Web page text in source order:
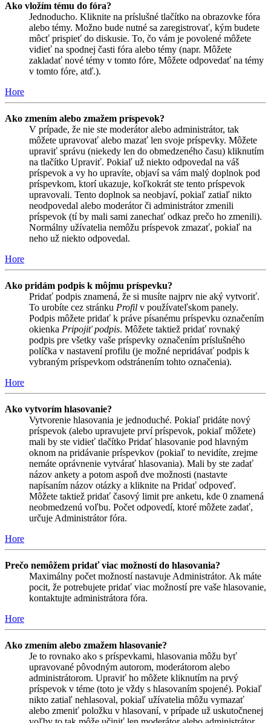
Ako vložím tému do fóra?
Jednoducho. Kliknite na príslušné tlačítko na obrazovke fóra
alebo témy. Možno bude nutné sa zaregistrovať, kým budete
môcť prispieť do diskusie. To, čo vám je povolené môžete
vidieť na spodnej časti fóra alebo témy (napr. Môžete
zakladať nové témy v tomto fóre, Môžete odpovedať na témy
v tomto fóre, atď.).
Hore
Ako zmením alebo zmažem príspevok?
V prípade, že nie ste moderátor alebo administrátor, tak
môžete upravovať alebo mazať len svoje príspevky. Môžete
upraviť správu (niekedy len do obmedzeného času) kliknutím
na tlačítko Upraviť. Pokiaľ už niekto odpovedal na váš
príspevok a vy ho upravíte, objaví sa vám malý doplnok pod
príspevkom, ktorí ukazuje, koľkokrát ste tento príspevok
upravovali. Tento doplnok sa neobjaví, pokiaľ zatiaľ nikto
neodpovedal alebo moderátor či administrátor zmenili
príspevok (tí by mali sami zanechať odkaz prečo ho zmenili).
Normálny užívatelia nemôžu príspevok zmazať, pokiaľ na
neho už niekto odpovedal.
Hore
Ako pridám podpis k môjmu príspevku?
Pridať podpis znamená, že si musíte najprv nie aký vytvoriť.
To urobíte cez stránku Profil v používateľskom panely.
Podpis môžete pridať k práve písanému príspevku označením
okienka Pripojiť podpis. Môžete taktiež pridať rovnaký
podpis pre všetky vaše príspevky označením príslušného
políčka v nastavení profilu (je možné nepridávať podpis k
vybraným príspevkom odstránením tohto označenia).
Hore
Ako vytvorím hlasovanie?
Vytvorenie hlasovania je jednoduché. Pokiaľ pridáte nový
príspevok (alebo upravujete prví príspevok, pokiaľ môžete)
mali by ste vidieť tlačítko Pridať hlasovanie pod hlavným
oknom na pridávanie príspevkov (pokiaľ to nevidíte, zrejme
nemáte oprávnenie vytvárať hlasovania). Mali by ste zadať
názov ankety a potom aspoň dve možnosti (nastavte
napísaním názov otázky a kliknite na Pridať odpoveď.
Môžete taktiež pridať časový limit pre anketu, kde 0 znamená
neobmedzenú voľbu. Počet odpovedí, ktoré môžete zadať,
určuje Administrátor fóra.
Hore
Prečo nemôžem pridať viac možností do hlasovania?
Maximálny počet možností nastavuje Administrátor. Ak máte
pocit, že potrebujete pridať viac možností pre vaše hlasovanie,
kontaktujte administrátora fóra.
Hore
Ako zmením alebo zmažem hlasovanie?
Je to rovnako ako s príspevkami, hlasovania môžu byť
upravované pôvodným autorom, moderátorom alebo
administrátorom. Upraviť ho môžete kliknutím na prvý
príspevok v téme (toto je vždy s hlasovaním spojené). Pokiaľ
nikto zatiaľ nehlasoval, pokiaľ užívatelia môžu vymazať
alebo zmeniť položku v hlasovaní, v prípade už uskutočnenej